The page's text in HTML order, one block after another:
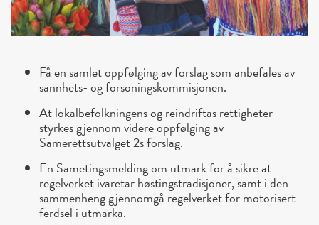
Få en samlet oppfølging av forslag som anbefales av
sannhets- og forsoningskommisjonen.
At lokalbefolkningens og reindriftas rettigheter
styrkes gjennom videre oppfølging av
Samerettsutvalget 2s forslag.
En Sametingsmelding om utmark for å sikre at
regelverket ivaretar høstingstradisjoner, samt i den
sammenheng gjennomgå regelverket for motorisert
ferdsel i utmarka.